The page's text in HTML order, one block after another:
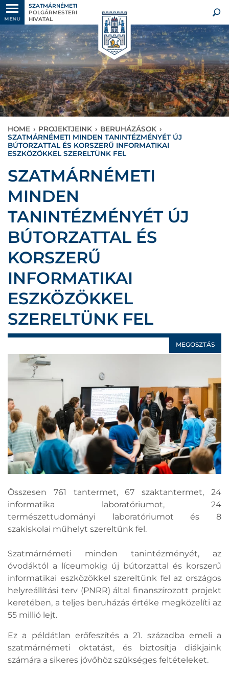
MENU
SZATMÁRNÉMETI
POLGÁRMESTERI
HIVATAL
HOME › PROJEKTJEINK › BERUHÁZÁSOK ›
SZATMÁRNÉMETI MINDEN TANINTÉZMÉNYÉT ÚJ
BÚTORZATTAL ÉS KORSZERŰ INFORMATIKAI
ESZKÖZÖKKEL SZERELTÜNK FEL
SZATMÁRNÉMETI
MINDEN
TANINTÉZMÉNYÉT ÚJ
BÚTORZATTAL ÉS
KORSZERŰ
INFORMATIKAI
ESZKÖZÖKKEL
SZERELTÜNK FEL
MEGOSZTÁS
Összesen 761 tantermet, 67 szaktantermet, 24
informatika laboratóriumot, 24
természettudományi laboratóriumot és 8
szakiskolai műhelyt szereltünk fel.
Szatmárnémeti minden tanintézményét, az
óvodáktól a líceumokig új bútorzattal és korszerű
informatikai eszközökkel szereltünk fel az országos
helyreállítási terv (PNRR) által finanszírozott projekt
keretében, a teljes beruházás értéke megközelíti az
55 millió lejt.
Ez a példátlan erőfeszítés a 21. századba emeli a
szatmárnémeti oktatást, és biztosítja diákjaink
számára a sikeres jövőhöz szükséges feltételeket.